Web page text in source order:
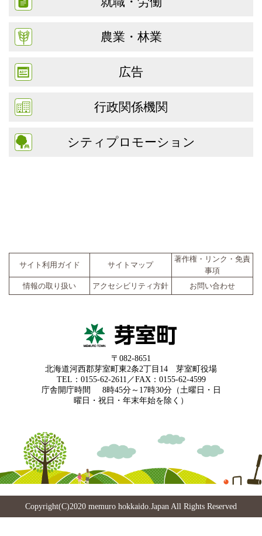
農業・林業
広告
行政関係機関
シティプロモーション
サイト利用ガイド サイトマップ
著作権・リンク・免責
事項
情報の取り扱い
アクセシビリティ方針 お問い合わせ
〒082-8651
北海道河西郡芽室町東2条2丁目14 芽室町役場
TEL：0155-62-2611／FAX：0155-62-4599
庁舎開庁時間
8時45分～17時30分（土曜日・日
曜日・祝日・年末年始を除く）
Copyright(C)2020 memuro hokkaido.Japan All Rights Reserved